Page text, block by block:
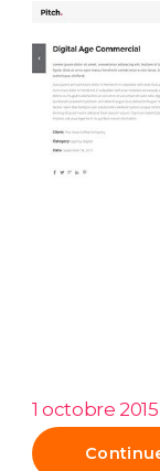
1 octobre 2015